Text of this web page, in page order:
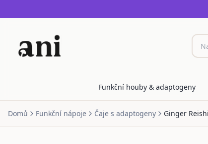
Funkční houby & adaptogeny
Domů Funkční nápoje Čaje s adaptogeny Ginger